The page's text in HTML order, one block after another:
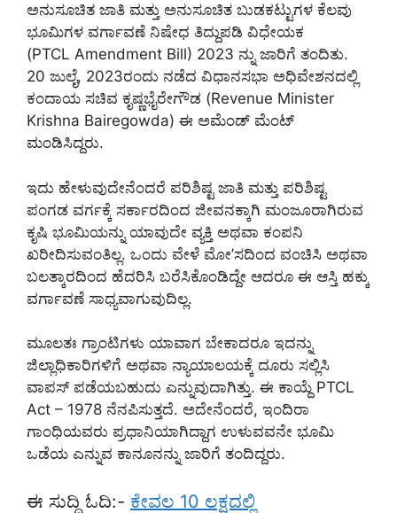
ಅನುಸೂಚಿತ ಜಾತಿ ಮತ್ತು ಅನುಸೂಚಿತ ಬುಡಕಟ್ಟುಗಳ ಕೆಲವು
ಭೂಮಿಗಳ ವರ್ಗಾವಣೆ ನಿಷೇಧ ತಿದ್ದುಪಡಿ ವಿಧೇಯಕ
(PTCL Amendment Bill) 2023 ನ್ನು ಜಾರಿಗೆ ತಂದಿತು.
20 ಜುಲೈ, 2023ರಂದು ನಡೆದ ವಿಧಾನಸಭಾ ಅಧಿವೇಶನದಲ್ಲಿ
ಕಂದಾಯ ಸಚಿವ ಕೃಷ್ಣಭೈರೇಗೌಡ (Revenue Minister
Krishna Bairegowda) ಈ ಅಮೆಂಡ್ ಮೆಂಟ್
ಮಂಡಿಸಿದ್ದರು.
ಇದು ಹೇಳುವುದೇನೆಂದರೆ ಪರಿಶಿಷ್ಟ ಜಾತಿ ಮತ್ತು ಪರಿಶಿಷ್ಟ
ಪಂಗಡ ವರ್ಗಕ್ಕೆ ಸರ್ಕಾರದಿಂದ ಜೀವನಕ್ಕಾಗಿ ಮಂಜೂರಾಗಿರುವ
ಕೃಷಿ ಭೂಮಿಯನ್ನು ಯಾವುದೇ ವ್ಯಕ್ತಿ ಅಥವಾ ಕಂಪನಿ
ಖರೀದಿಸುವಂತಿಲ್ಲ. ಒಂದು ವೇಳೆ ಮೋ’ಸದಿಂದ ವಂಚಿಸಿ ಅಥವಾ
ಬಲತ್ಕಾರದಿಂದ ಹೆದರಿಸಿ ಬರೆಸಿಕೊಂಡಿದ್ದೇ ಆದರೂ ಈ ಆಸ್ತಿ ಹಕ್ಕು
ವರ್ಗಾವಣೆ ಸಾಧ್ಯವಾಗುವುದಿಲ್ಲ.
ಮೂಲತಃ ಗ್ರಾಂಟಿಗಳು ಯಾವಾಗ ಬೇಕಾದರೂ ಇದನ್ನು
ಜಿಲ್ಲಾಧಿಕಾರಿಗಳಿಗೆ ಅಥವಾ ನ್ಯಾಯಾಲಯಕ್ಕೆ ದೂರು ಸಲ್ಲಿಸಿ
ವಾಪಸ್ ಪಡೆಯಬಹುದು ಎನ್ನುವುದಾಗಿತ್ತು. ಈ ಕಾಯ್ದೆ PTCL
Act – 1978 ನೆನಪಿಸುತ್ತದೆ. ಅದೇನೆಂದರೆ, ಇಂದಿರಾ
ಗಾಂಧಿಯವರು ಪ್ರಧಾನಿಯಾಗಿದ್ದಾಗ ಉಳುವವನೇ ಭೂಮಿ
ಒಡೆಯ ಎನ್ನುವ ಕಾನೂನನ್ನು ಜಾರಿಗೆ ತಂದಿದ್ದರು.
ಈ ಸುದ್ದಿ ಓದಿ:- ಕೇವಲ 10 ಲಕ್ಷದಲ್ಲಿ